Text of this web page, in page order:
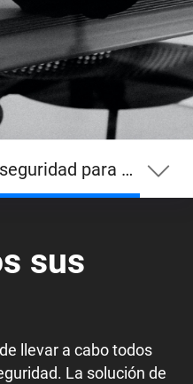
Soluciones de copia de seguridad para empresas
sus
llevar a cabo todos
La solución de